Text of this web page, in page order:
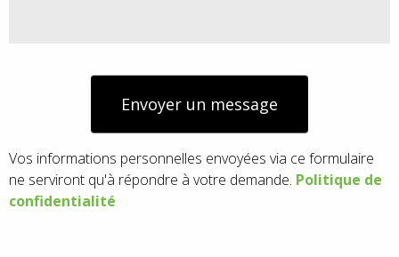
Envoyer un message
Vos informations personnelles envoyées via ce formulaire
ne serviront qu'à répondre à votre demande. Politique de
confidentialité